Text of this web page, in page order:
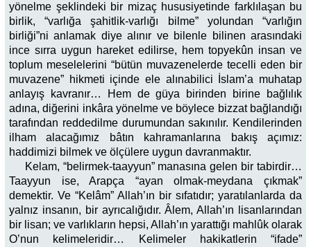
yönelme şeklindeki bir mizaç hususiyetinde farklılaşan bu
birlik, “varlığa şahitlik-varlığı bilme” yolundan “varlığın
birliği”ni anlamak diye alınır ve bilenle bilinen arasındaki
ince sırra uygun hareket edilirse, hem topyekûn insan ve
toplum meselelerini “bütün muvazenelerde tecelli eden bir
muvazene” hikmeti içinde ele alınabilici İslam’a muhatap
anlayış kavranır… Hem de güya birinden birine bağlılık
adına, diğerini inkâra yönelme ve böylece bizzat bağlandığı
tarafından reddedilme durumundan sakınılır. Kendilerinden
ilham alacağımız bâtın kahramanlarına bakış açımız:
haddimizi bilmek ve ölçülere uygun davranmaktır.
Kelam, “belirmek-taayyun” manasına gelen bir tabirdir…
Taayyun ise, Arapça “ayan olmak-meydana çıkmak”
demektir. Ve “Kelâm” Allah’ın bir sıfatıdır; yaratılanlarda da
yalnız insanın, bir ayrıcalığıdır. Âlem, Allah’ın lisanlarından
bir lisan; ve varlıkların hepsi, Allah’ın yarattığı mahlûk olarak
O’nun kelimeleridir… Kelimeler hakikatlerin “ifade”